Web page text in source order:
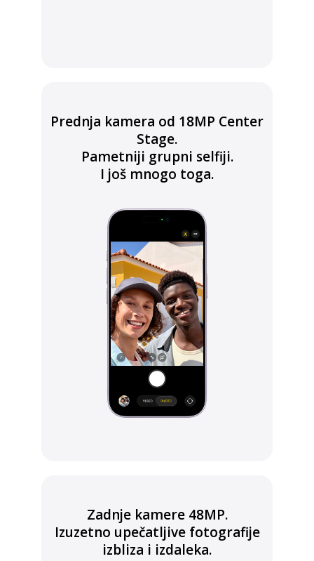
Prednja kamera od 18MP Center
Stage.
Pametniji grupni selfiji.
I još mnogo toga.
Zadnje kamere 48MP.
Izuzetno upečatljive fotografije
izbliza i izdaleka.